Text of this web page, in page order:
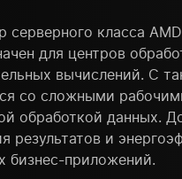
класса
для центров
вычислений. С
со сложными
обработкой данных.
результатов и
бизнес-приложений.